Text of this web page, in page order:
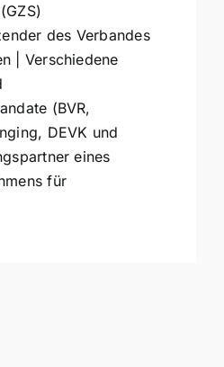
des Verbandes
| Verschiedene
(BVR,
DEVK und
eines
für